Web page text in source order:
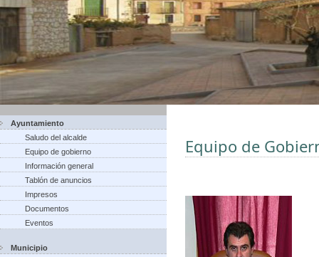
Ayuntamiento
Saludo del alcalde
Equipo de gobierno
Información general
Tablón de anuncios
Impresos
Documentos
Eventos
Municipio
Equipo de